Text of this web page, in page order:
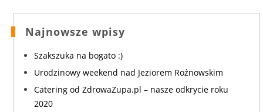
Najnowsze wpisy
Szakszuka na bogato :)
Urodzinowy weekend nad Jeziorem Rożnowskim
Catering od ZdrowaZupa.pl – nasze odkrycie roku
2020